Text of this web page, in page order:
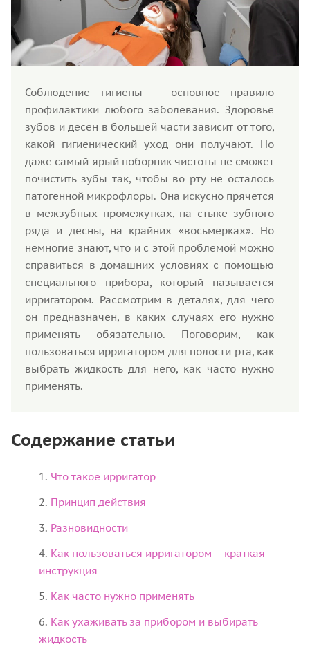
Соблюдение гигиены – основное правило
профилактики любого заболевания. Здоровье
зубов и десен в большей части зависит от того,
какой гигиенический уход они получают. Но
даже самый ярый поборник чистоты не сможет
почистить зубы так, чтобы во рту не осталось
патогенной микрофлоры. Она искусно прячется
в межзубных промежутках, на стыке зубного
ряда и десны, на крайних «восьмерках». Но
немногие знают, что и с этой проблемой можно
справиться в домашних условиях с помощью
специального прибора, который называется
ирригатором. Рассмотрим в деталях, для чего
он предназначен, в каких случаях его нужно
применять обязательно. Поговорим, как
пользоваться ирригатором для полости рта, как
выбрать жидкость для него, как часто нужно
применять.
Содержание статьи
Что такое ирригатор
Принцип действия
Разновидности
Как пользоваться ирригатором – краткая
инструкция
Как часто нужно применять
Как ухаживать за прибором и выбирать
жидкость